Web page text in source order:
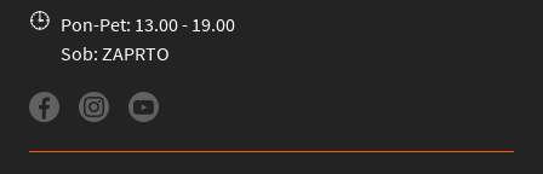
Pon-Pet: 13.00 - 19.00
Sob: ZAPRTO